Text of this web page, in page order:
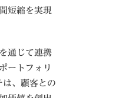
短縮を実現
通じて連携
ートフォリ
、顧客との